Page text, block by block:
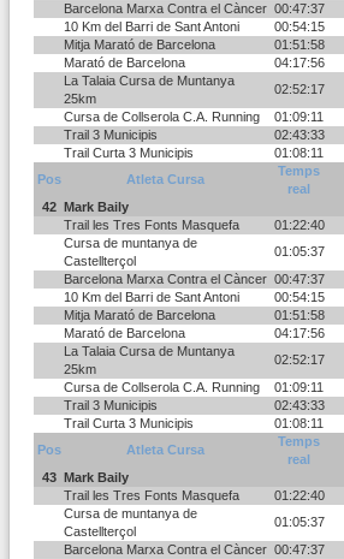
Barcelona Marxa Contra el Càncer 00:47:37
10 Km del Barri de Sant Antoni
00:54:15
Mitja Marató de Barcelona
01:51:58
Marató de Barcelona
04:17:56
La Talaia Cursa de Muntanya
25km
02:52:17
Cursa de Collserola C.A. Running
01:09:11
Trail 3 Municipis
02:43:33
Trail Curta 3 Municipis
01:08:11
Pos
Atleta Cursa
Temps
real
42 Mark Baily
Trail les Tres Fonts Masquefa
01:22:40
Cursa de muntanya de
Castellterçol
01:05:37
Barcelona Marxa Contra el Càncer 00:47:37
10 Km del Barri de Sant Antoni
00:54:15
Mitja Marató de Barcelona
01:51:58
Marató de Barcelona
04:17:56
La Talaia Cursa de Muntanya
25km
02:52:17
Cursa de Collserola C.A. Running
01:09:11
Trail 3 Municipis
02:43:33
Trail Curta 3 Municipis
01:08:11
Pos
Atleta Cursa
Temps
real
43 Mark Baily
Trail les Tres Fonts Masquefa
01:22:40
Cursa de muntanya de
Castellterçol
01:05:37
Barcelona Marxa Contra el Càncer 00:47:37